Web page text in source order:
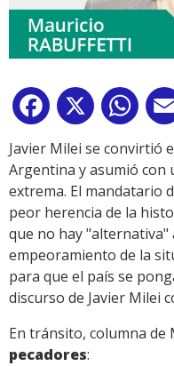
Facebook
X
Javier Milei se convirtió
Argentina y asumió con
extrema. El mandatario
peor herencia de la
que no hay "alternativa"
empeoramiento de la
para que el país se
discurso de Javier Milei
En tránsito, columna
pecadores: